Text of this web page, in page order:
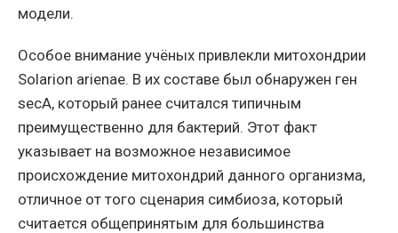
модели.
Особое внимание учёных привлекли митохондрии
Solarion arienae. В их составе был обнаружен ген
secA, который ранее считался типичным
преимущественно для бактерий. Этот факт
указывает на возможное независимое
происхождение митохондрий данного организма,
отличное от того сценария симбиоза, который
считается общепринятым для большинства